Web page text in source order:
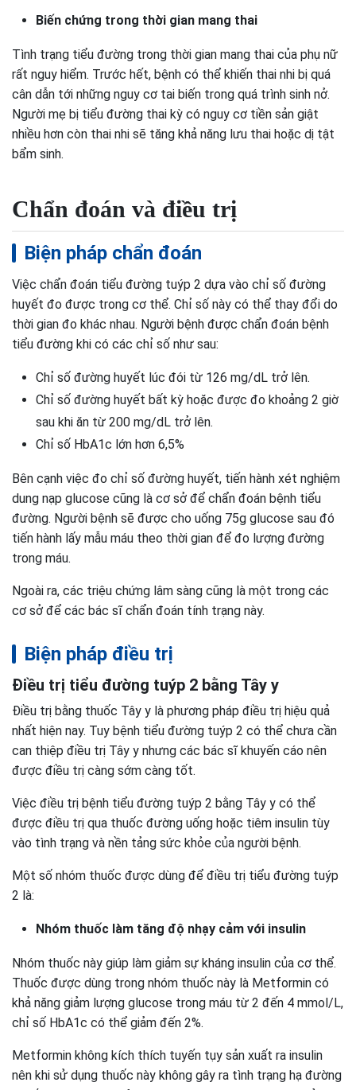
Biến chứng trong thời gian mang thai
Tình trạng tiểu đường trong thời gian mang thai của phụ nữ
rất nguy hiểm. Trước hết, bệnh có thể khiến thai nhi bị quá
cân dẫn tới những nguy cơ tai biến trong quá trình sinh nở.
Người mẹ bị tiểu đường thai kỳ có nguy cơ tiền sản giật
nhiều hơn còn thai nhi sẽ tăng khả năng lưu thai hoặc dị tật
bẩm sinh.
Chẩn đoán và điều trị
Biện pháp chẩn đoán
Việc chẩn đoán tiểu đường tuýp 2 dựa vào chỉ số đường
huyết đo được trong cơ thể. Chỉ số này có thể thay đổi do
thời gian đo khác nhau. Người bệnh được chẩn đoán bệnh
tiểu đường khi có các chỉ số như sau:
Chỉ số đường huyết lúc đói từ 126 mg/dL trở lên.
Chỉ số đường huyết bất kỳ hoặc được đo khoảng 2 giờ
sau khi ăn từ 200 mg/dL trở lên.
Chỉ số HbA1c lớn hơn 6,5%
Bên cạnh việc đo chỉ số đường huyết, tiến hành xét nghiệm
dung nạp glucose cũng là cơ sở để chẩn đoán bệnh tiểu
đường. Người bệnh sẽ được cho uống 75g glucose sau đó
tiến hành lấy mẫu máu theo thời gian để đo lượng đường
trong máu.
Ngoài ra, các triệu chứng lâm sàng cũng là một trong các
cơ sở để các bác sĩ chẩn đoán tính trạng này.
Biện pháp điều trị
Điều trị tiểu đường tuýp 2 bằng Tây y
Điều trị bằng thuốc Tây y là phương pháp điều trị hiệu quả
nhất hiện nay. Tuy bệnh tiểu đường tuýp 2 có thể chưa cần
can thiệp điều trị Tây y nhưng các bác sĩ khuyến cáo nên
được điều trị càng sớm càng tốt.
Việc điều trị bệnh tiểu đường tuýp 2 bằng Tây y có thể
được điều trị qua thuốc đường uống hoặc tiêm insulin tùy
vào tình trạng và nền tảng sức khỏe của người bệnh.
Một số nhóm thuốc được dùng để điều trị tiểu đường tuýp
2 là:
Nhóm thuốc làm tăng độ nhạy cảm với insulin
Nhóm thuốc này giúp làm giảm sự kháng insulin của cơ thể.
Thuốc được dùng trong nhóm thuốc này là Metformin có
khả năng giảm lượng glucose trong máu từ 2 đến 4 mmol/L,
chỉ số HbA1c có thể giảm đến 2%.
Metformin không kích thích tuyến tụy sản xuất ra insulin
nên khi sử dụng thuốc này không gây ra tình trạng hạ đường